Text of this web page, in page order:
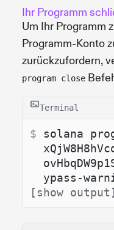
Ihr Programm
Um Ihr Programm
Programm-Konto
zurückzufordern,
program close
Terminal
$ solana
ypass-
[show output]